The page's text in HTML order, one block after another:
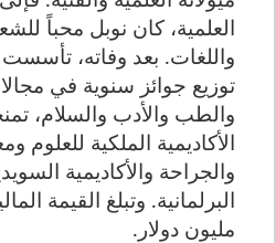
العلمية، كان نوبل محباً
واللغات. بعد وفاته، تأسست
توزيع جوائز سنوية في
والطب والأدب والسلام،
الأكاديمية الملكية للعلوم
والجراحة والأكاديمية
البرلمانية. وتبلغ القيمة
مليون دولار.